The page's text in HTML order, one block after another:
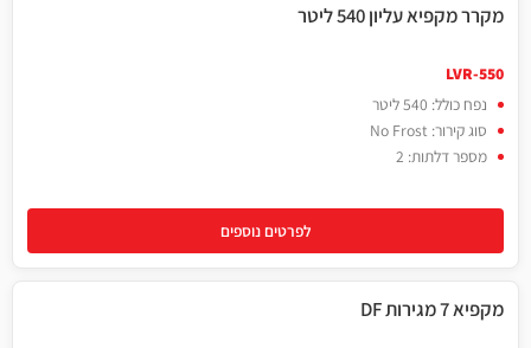
540 ליטר LVR-550W
מקרר מקפיא עליון 540 ליטר
LVR-550
נפח כולל: 540 ליטר
סוג קירור: No Frost
מספר דלתות: 2
לפרטים נוספים
242 ליטר LVF-398 מקפיא 7 מגירות DF